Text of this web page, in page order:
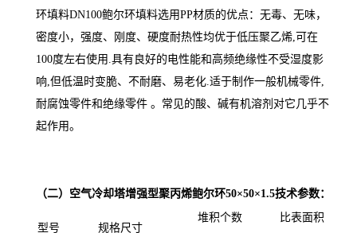
环填料DN100鲍尔环填料选用PP材质的优点： 无毒、无味，
密度小，强度、刚度、硬度耐热性均优于低压聚乙烯,可在
100度左右使用.具有良好的电性能和高频绝缘性不受湿度影
响,但低温时变脆、不耐磨、易老化.适于制作一般机械零件,
耐腐蚀零件和绝缘零件 。常见的酸、碱有机溶剂对它几乎不
起作用。
（二） 空气冷却塔增强型聚丙烯鲍尔环50×50×1.5技术参数：
型号 规格尺寸
堆积个数
比表面积